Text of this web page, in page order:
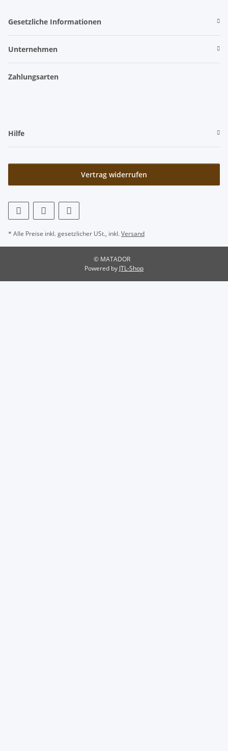
Gesetzliche Informationen
Unternehmen
Zahlungsarten
Hilfe
Vertrag widerrufen
* Alle Preise inkl. gesetzlicher USt., inkl.Versand
© MATADOR
Powered by JTL-Shop